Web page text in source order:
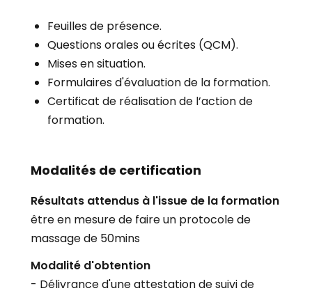
Feuilles de présence.
Questions orales ou écrites (QCM).
Mises en situation.
Formulaires d'évaluation de la formation.
Certificat de réalisation de l’action de
formation.
Modalités de certification
Résultats attendus à l'issue de la formation
être en mesure de faire un protocole de
massage de 50mins
Modalité d'obtention
- Délivrance d'une attestation de suivi de